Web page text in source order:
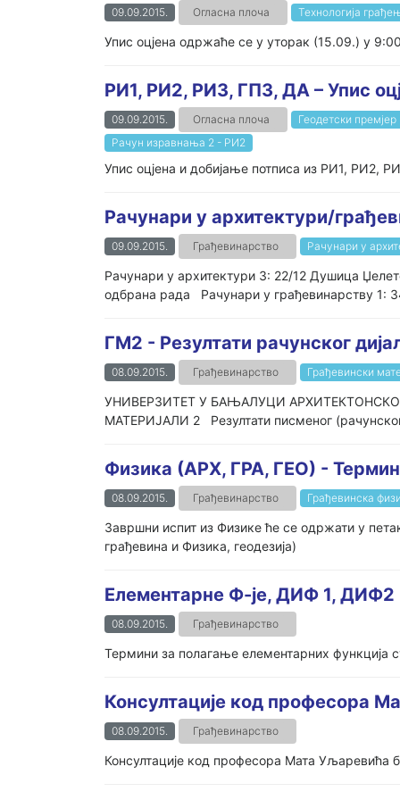
09.09.2015. Огласна плоча Технологија
Упис оцјена одржаће се у уторак (15.09.) у
РИ1, РИ2, РИ3, ГП3, ДА – Упис
09.09.2015. Огласна плоча
Геодетски
Рачун изравнања 2 - РИ2
Упис оцјена и добијање потписа из РИ1, РИ2,
Рачунари у архитектури/
09.09.2015. Грађевинарство Рачунари у
Рачунари у архитектури 3: 22/12 Душица
одбрана рада Рачунари у грађевинарству 1:
ГМ2 - Резултати рачунског
08.09.2015. Грађевинарство Грађевински
УНИВЕРЗИТЕТ У БАЊАЛУЦИ
МАТЕРИЈАЛИ 2 Резултати писменог
Физика (АРХ, ГРА, ГЕО) -
08.09.2015. Грађевинарство Грађевинска
Завршни испит из Физике ће се одржати у
грађевина и Физика, геодезија)
Елементарне Ф-је, ДИФ 1, ДИФ2
08.09.2015. Грађевинарство
Термини за полагање елементарних функција
Консултације код професора
08.09.2015. Грађевинарство
Консултације код професора Мата